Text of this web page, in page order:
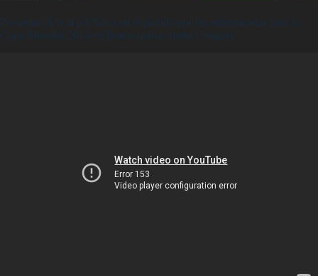
PresentaciÃ³n al pÃºblico en el partido por las eliminatorias para la
Copa Mundial 2014 en Barranquilla contra Uruguay